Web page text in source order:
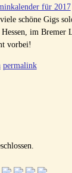
für 2017
schöne Gigs
im Bremer
vorbei!
permalink